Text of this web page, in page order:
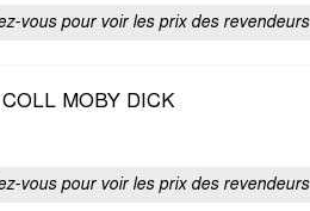
vous pour voir les prix des revendeurs
MOBY DICK
vous pour voir les prix des revendeurs